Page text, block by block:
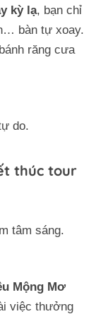
kỳ lạ, bạn chỉ
bàn tự xoay.
răng cưa
do.
thúc tour
tâm sáng.
Mộng Mơ
việc thưởng